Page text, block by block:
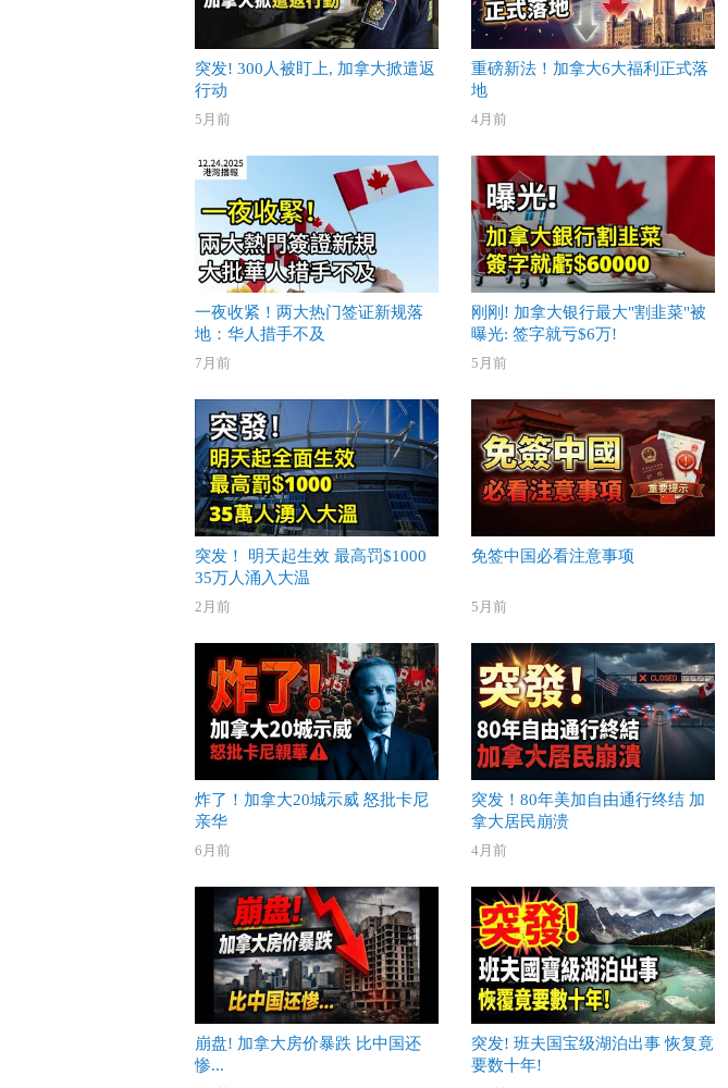
突发! 300人被盯上, 加拿大掀遣返
行动
5月前
重磅新法！加拿大6大福利正式落
地
4月前
一夜收紧！两大热门签证新规落
地：华人措手不及
7月前
刚刚! 加拿大银行最大"割韭菜"被
曝光: 签字就亏$6万!
5月前
突发！ 明天起生效 最高罚$1000
35万人涌入大温
2月前
免签中国必看注意事项
5月前
炸了！加拿大20城示威 怒批卡尼
亲华
6月前
突发！80年美加自由通行终结 加
拿大居民崩溃
4月前
崩盘! 加拿大房价暴跌 比中国还
惨...
突发! 班夫国宝级湖泊出事 恢复竟
要数十年!